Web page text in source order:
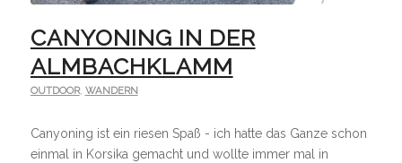
CANYONING IN DER
ALMBACHKLAMM
OUTDOOR, WANDERN
Canyoning ist ein riesen Spaß - ich hatte das Ganze schon
einmal in Korsika gemacht und wollte immer mal in